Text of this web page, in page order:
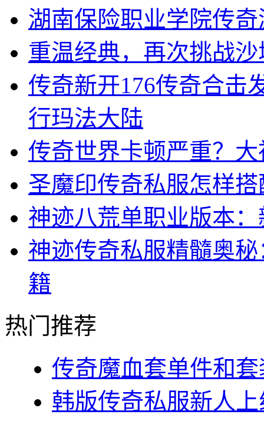
湖南保险职业学院传
重温经典，再次挑战
传奇新开176传奇合击
行玛法大陆
传奇世界卡顿严重？
圣魔印传奇私服怎样
神迹八荒单职业版本
神迹传奇私服精髓奥
籍
热门推荐
传奇魔血套单件和
韩版传奇私服新人